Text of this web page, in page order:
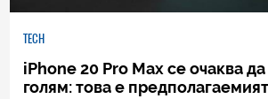
TECH
iPhone 20 Pro Max се очаква
голям: това е